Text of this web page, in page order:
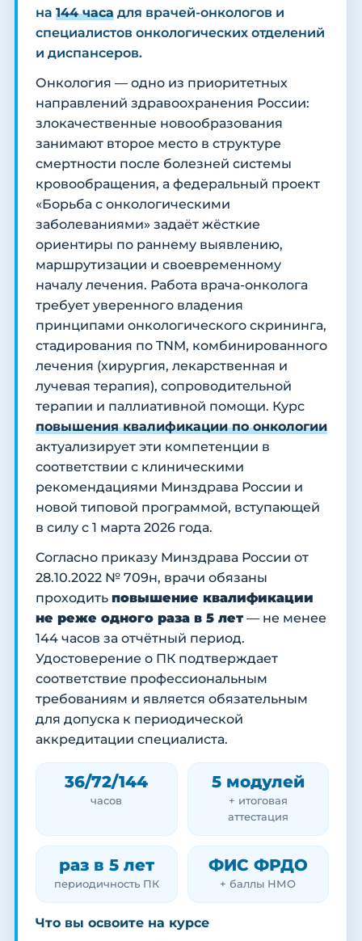
на 144 часа для врачей-онкологов и
специалистов онкологических отделений
и диспансеров.
Онкология — одно из приоритетных
направлений здравоохранения России:
злокачественные новообразования
занимают второе место в структуре
смертности после болезней системы
кровообращения, а федеральный проект
«Борьба с онкологическими
заболеваниями» задаёт жёсткие
ориентиры по раннему выявлению,
маршрутизации и своевременному
началу лечения. Работа врача-онколога
требует уверенного владения
принципами онкологического скрининга,
стадирования по TNM, комбинированного
лечения (хирургия, лекарственная и
лучевая терапия), сопроводительной
терапии и паллиативной помощи. Курс
повышения квалификации по онкологии
актуализирует эти компетенции в
соответствии с клиническими
рекомендациями Минздрава России и
новой типовой программой, вступающей
в силу с 1 марта 2026 года.
Согласно приказу Минздрава России от
28.10.2022 № 709н, врачи обязаны
проходить повышение квалификации
не реже одного раза в 5 лет— не менее
144 часов за отчётный период.
Удостоверение о ПК подтверждает
соответствие профессиональным
требованиям и является обязательным
для допуска к периодической
аккредитации специалиста.
36/72/144
часов
5 модулей
+ итоговая
аттестация
раз в 5 лет
периодичность ПК
ФИС ФРДО
+ баллы НМО
Что вы освоите на курсе